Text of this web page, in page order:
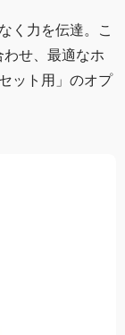
く力を伝達。こ
せ、最適なホ
ット用」のオプ